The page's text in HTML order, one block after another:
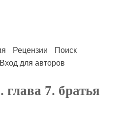
Рецензии
Поиск
Вход для авторов
7. братья